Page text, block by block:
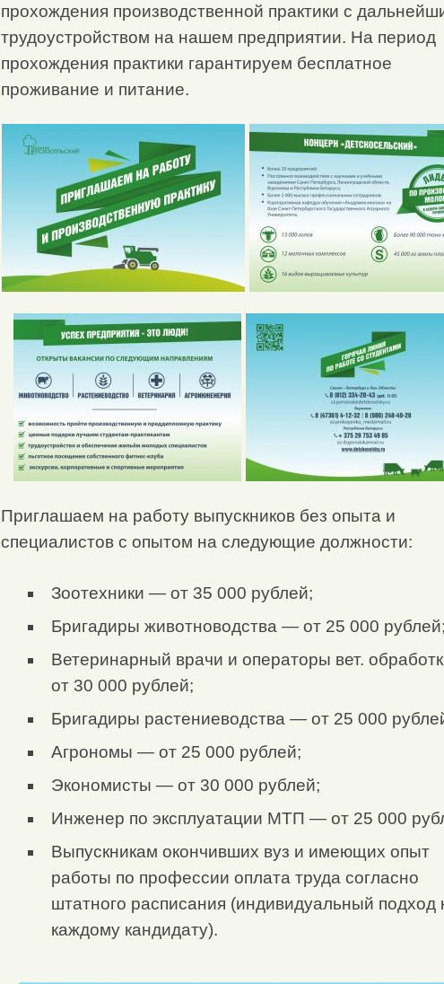
прохождения производственной практики с
трудоустройством на нашем предприятии. На период
прохождения практики гарантируем бесплатное
проживание и питание.
Приглашаем на работу выпускников без опыта и
специалистов с опытом на следующие должности:
Зоотехники — от 35 000 рублей;
Бригадиры животноводства — от 25 000
Ветеринарный врачи и операторы вет.
от 30 000 рублей;
Бригадиры растениеводства — от 25 000
Агрономы — от 25 000 рублей;
Экономисты — от 30 000 рублей;
Инженер по эксплуатации МТП — от 25 000
Выпускникам окончивших вуз и имеющих опыт
работы по профессии оплата труда согласно
штатного расписания (индивидуальный подход
каждому кандидату).